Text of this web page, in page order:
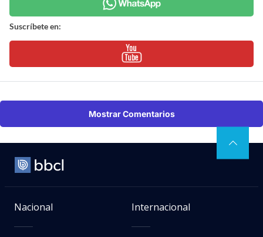
Suscríbete en:
Mostrar Comentarios
Nacional Internacional